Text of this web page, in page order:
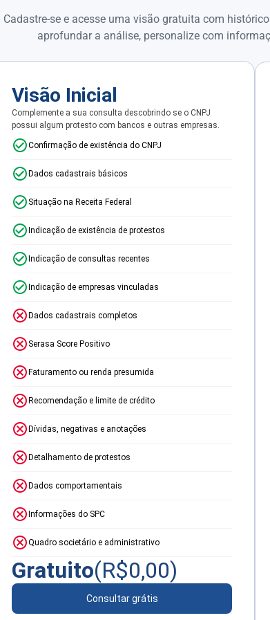
Cadastre-se e acesse uma visão gratuita com
aprofundar a análise, personalize com
Visão Inicial
Complemente a sua consulta descobrindo se o CNPJ
possui algum protesto com bancos e outras empresas.
Confirmação de existência do CNPJ
Dados cadastrais básicos
Situação na Receita Federal
Indicação de existência de protestos
Indicação de consultas recentes
Indicação de empresas vinculadas
Dados cadastrais completos
Serasa Score Positivo
Faturamento ou renda presumida
Recomendação e limite de crédito
Dívidas, negativas e anotações
Detalhamento de protestos
Dados comportamentais
Informações do SPC
Quadro societário e administrativo
Gratuito(R$0,00)
Consultar grátis